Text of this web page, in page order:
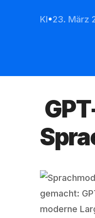
KI 23. März
moderne